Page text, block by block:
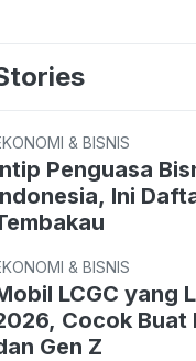
& BISNIS
Penguasa
Ini
& BISNIS
LCGC yang
Cocok Buat
Gen Z